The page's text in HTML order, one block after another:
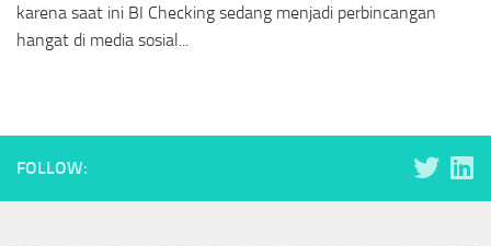
karena saat ini BI Checking sedang menjadi perbincangan
hangat di media sosial...
FOLLOW: